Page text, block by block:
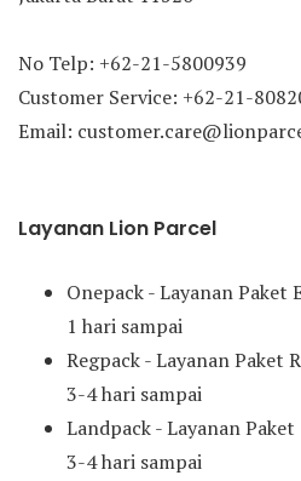
No Telp: +62-21-5800939
Customer Service: +62-21-
Email:
Layanan Lion Parcel
Onepack - Layanan Paket
1 hari sampai
Regpack - Layanan Paket
3-4 hari sampai
Landpack - Layanan
3-4 hari sampai